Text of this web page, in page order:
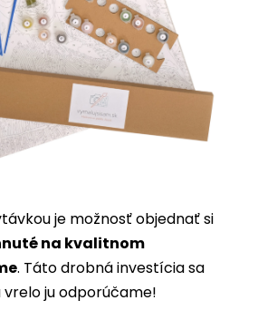
je možnosť objednať si
na kvalitnom
. Táto drobná investícia sa
ju odporúčame!